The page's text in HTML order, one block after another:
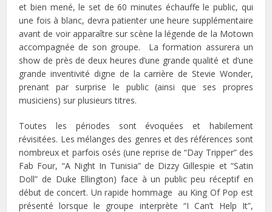
et bien mené, le set de 60 minutes échauffe le public, qui
une fois à blanc, devra patienter une heure supplémentaire
avant de voir apparaître sur scène la légende de la Motown
accompagnée de son groupe. La formation assurera un
show de près de deux heures d’une grande qualité et d’une
grande inventivité digne de la carrière de Stevie Wonder,
prenant par surprise le public (ainsi que ses propres
musiciens) sur plusieurs titres.
Toutes les périodes sont évoquées et habilement
révisitées. Les mélanges des genres et des références sont
nombreux et parfois osés (une reprise de “Day Tripper” des
Fab Four, “A Night In Tunisia” de Dizzy Gillespie et “Satin
Doll” de Duke Ellington) face à un public peu réceptif en
début de concert. Un rapide hommage au King Of Pop est
présenté lorsque le groupe interprète “I Can’t Help It”,